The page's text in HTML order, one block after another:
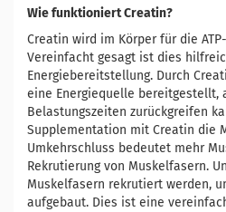
Wie funktioniert Creatin?
Creatin wird im Körper für die
Vereinfacht gesagt ist dies
Energiebereitstellung. Durch
eine Energiequelle bereitgestellt,
Belastungszeiten zurückgreifen
Supplementation mit Creatin die
Umkehrschluss bedeutet mehr
Rekrutierung von Muskelfasern.
Muskelfasern rekrutiert werden,
aufgebaut. Dies ist eine